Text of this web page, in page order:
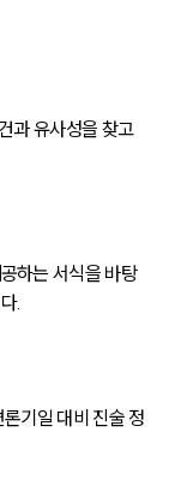
과 유사성을 찾고
하는 서식을 바탕
.
기일 대비 진술 정